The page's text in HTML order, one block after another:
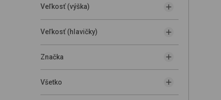
Veľkosť (výška)
Veľkosť (hlavičky)
Značka
Všetko